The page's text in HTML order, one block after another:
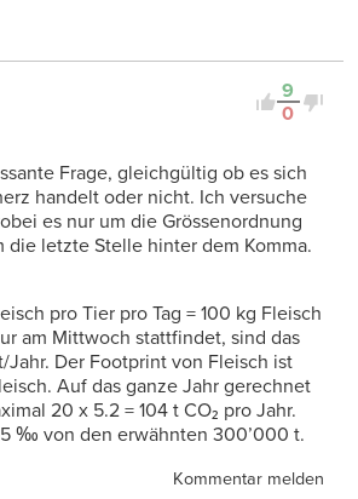
9
0
Frage, gleichgültig ob es sich
handelt oder nicht. Ich versuche
es nur um die Grössenordnung
die letzte Stelle hinter dem Komma.
pro Tier pro Tag = 100 kg Fleisch
am Mittwoch stattfindet, sind das
Jahr. Der Footprint von Fleisch ist
Auf das ganze Jahr gerechnet
20 x 5.2 = 104 t CO₂ pro Jahr.
‰ von den erwähnten 300’000 t.
Kommentar melden